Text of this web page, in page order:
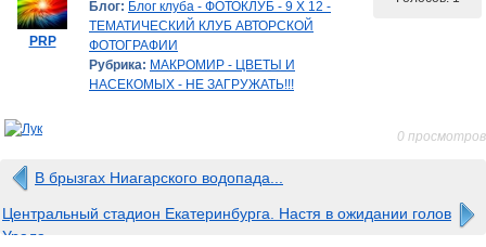
PRP
Блог: Блог клуба - ФОТОКЛУБ - 9 Х 12 -
ТЕМАТИЧЕСКИЙ КЛУБ АВТОРСКОЙ
ФОТОГРАФИИ
Рубрика: МАКРОМИР - ЦВЕТЫ И
НАСЕКОМЫХ - НЕ ЗАГРУЖАТЬ!!!
0 просмотров
В брызгах Ниагарского водопада...
Центральный стадион Екатеринбурга. Настя в ожидании голов
Урала.